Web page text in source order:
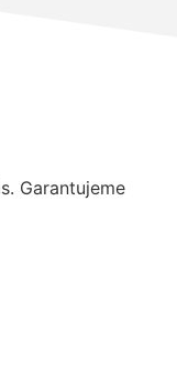
Garantujeme